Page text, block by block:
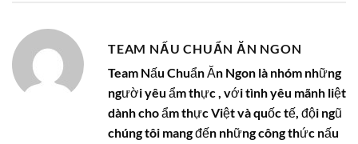
TEAM NẤU CHUẨN ĂN NGON
Team Nấu Chuẩn Ăn Ngon là nhóm những
người yêu ẩm thực , với tình yêu mãnh liệt
dành cho ẩm thực Việt và quốc tế, đội ngũ
chúng tôi mang đến những công thức nấu